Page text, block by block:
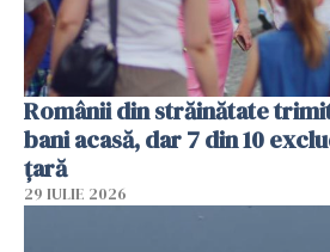
Românii din străinătate
bani acasă, dar 7 din 10
țară
29 IULIE 2026